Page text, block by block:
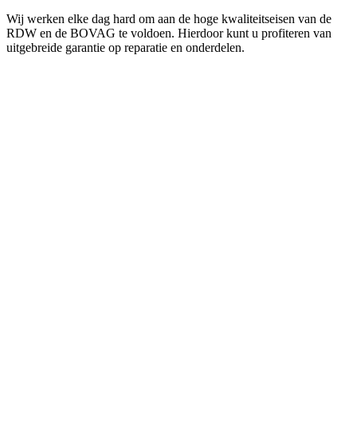
Wij werken elke dag hard om aan de hoge kwaliteitseisen van de
RDW en de BOVAG te voldoen. Hierdoor kunt u profiteren van
uitgebreide garantie op reparatie en onderdelen.